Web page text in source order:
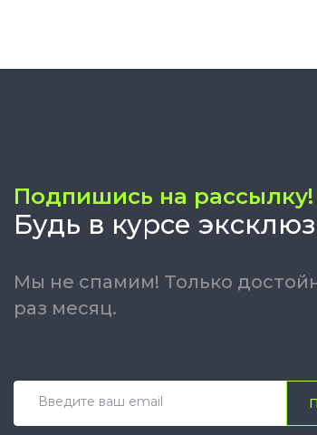
Подпишись на рассылку!
Будь в курсе
Мы не спамим! Только
раз месяц.